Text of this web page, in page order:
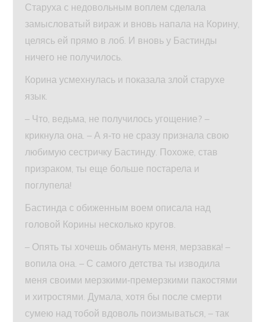
Старуха с недовольным воплем сделала
замысловатый вираж и вновь напала на Корину,
целясь ей прямо в лоб. И вновь у Бастинды
ничего не получилось.
Корина усмехнулась и показала злой старухе
язык.
– Что, ведьма, не получилось угощение? –
крикнула она. – А я‑то не сразу признала свою
любимую сестричку Бастинду. Похоже, став
призраком, ты еще больше постарела и
поглупела!
Бастинда с обиженным воем описала над
головой Корины несколько кругов.
– Опять ты хочешь обмануть меня, мерзавка! –
вопила она. – С самого детства ты изводила
меня своими мерзкими‑премерзкими пакостями
и хитростями. Думала, хотя бы после смерти
сумею над тобой вдоволь поизмываться, – так